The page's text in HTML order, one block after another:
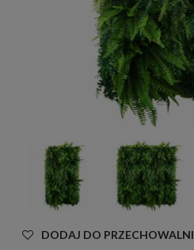
DODAJ DO PRZECHOWALNI